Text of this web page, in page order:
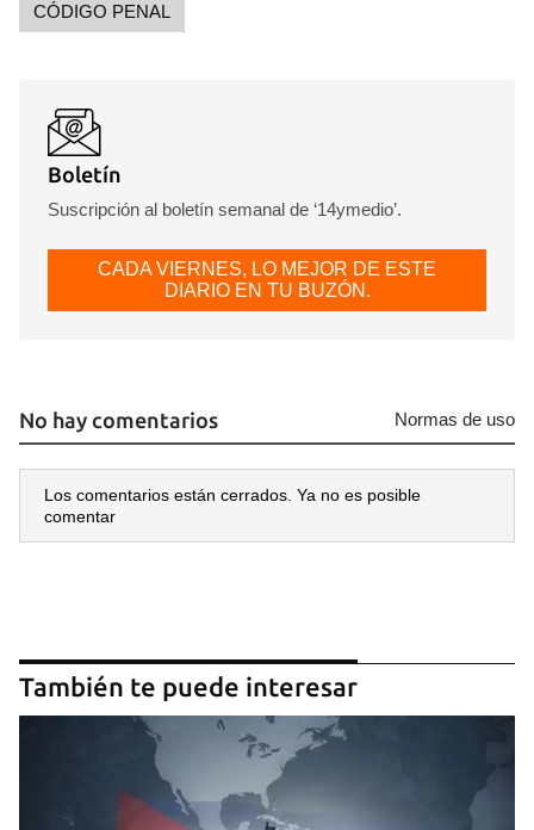
Guardar como favorito
Para poder guardar como favorito, primero has de
iniciar sesión con tu cuenta de 14ymedio.
CÓDIGO PENAL
Boletín
Suscripción al boletín semanal de ‘14ymedio’.
CADA VIERNES, LO MEJOR DE ESTE
DIARIO EN TU BUZÓN.
No hay comentarios Normas de uso
Los comentarios están cerrados. Ya no es posible
comentar
También te puede interesar